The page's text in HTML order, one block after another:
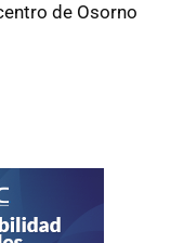
de Osorno